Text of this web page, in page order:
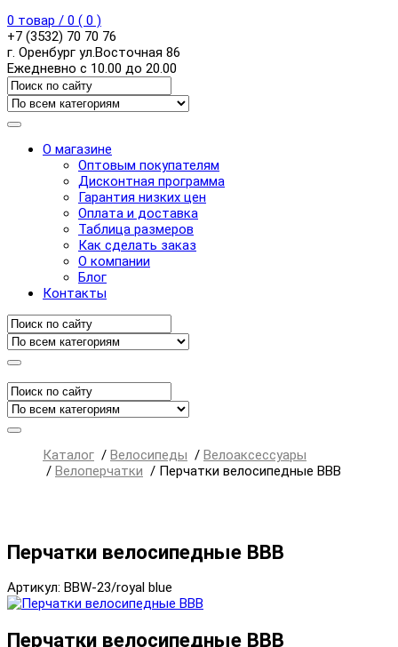
0 товар / 0 ( 0 )
+7 (3532) 70 70 76
г. Оренбург ул.Восточная 86
Ежедневно с 10.00 до 20.00
О магазине
Оптовым покупателям
Дисконтная программа
Гарантия низких цен
Оплата и доставка
Таблица размеров
Как сделать заказ
О компании
Блог
Контакты
Каталог / Велосипеды / Велоаксессуары
/ Велоперчатки / Перчатки велосипедные BBB
Перчатки велосипедные BBB
Артикул: BBW-23/royal blue
Перчатки велосипедные BBB